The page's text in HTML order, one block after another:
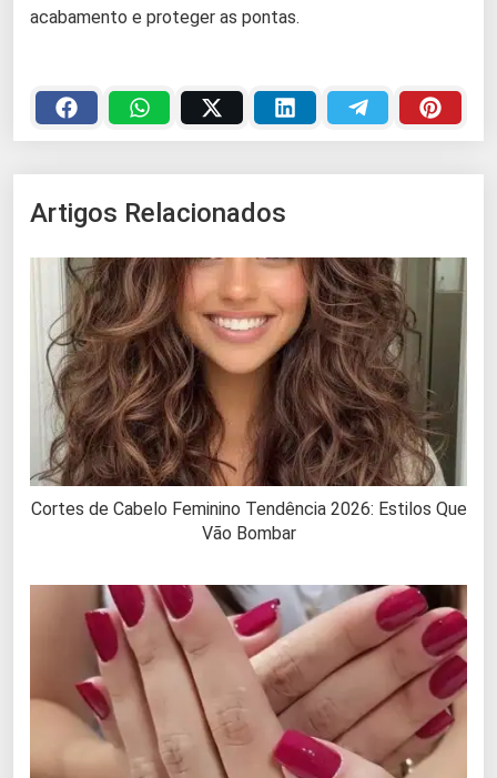
acabamento e proteger as pontas.
Artigos Relacionados
Cortes de Cabelo Feminino Tendência 2026: Estilos Que
Vão Bombar